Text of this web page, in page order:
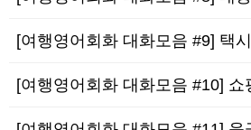
[여행영어회화 대화모음 #9] 택시 이용 시 대화
[여행영어회화 대화모음 #10] 쇼핑 및 가게에서의